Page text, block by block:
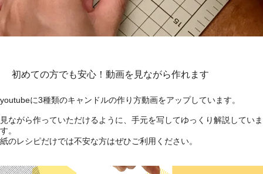
初めての方でも安心！動画を見ながら作れます
youtubeに3種類のキャンドルの作り方動画をアップしています。
見ながら作っていただけるように、手元を写してゆっくり解説していま
す。
紙のレシピだけでは不安な方はぜひご利用ください。